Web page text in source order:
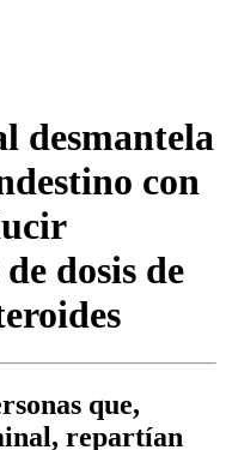
desmantela
con
dosis de
que,
repartían